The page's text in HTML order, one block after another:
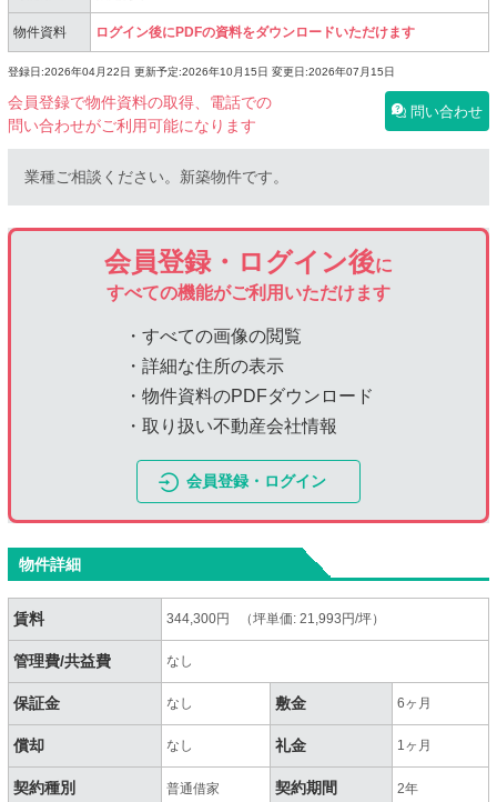
物件資料 ログイン後にPDFの資料をダウンロードいただけます
登録日:2026年04月22日 更新予定:2026年10月15日 変更日:2026年07月15日
会員登録で物件資料の取得、電話での
問い合わせがご利用可能になります
問い合わせ
業種ご相談ください。新築物件です。
会員登録・ログイン後に
すべての機能がご利用いただけます
・すべての画像の閲覧
・詳細な住所の表示
・物件資料のPDFダウンロード
・取り扱い不動産会社情報
会員登録・ログイン
物件詳細
賃料 344,300円 （坪単価: 21,993円/坪）
管理費/共益費 なし
保証金 なし 敷金 6ヶ月
償却 なし 礼金 1ヶ月
契約種別 普通借家 契約期間 2年